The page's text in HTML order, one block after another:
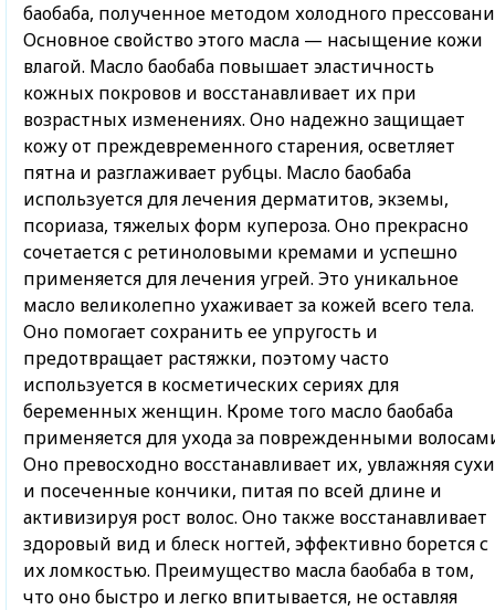
баобаба, полученное методом холодного
Основное свойство этого масла — насыщение кожи
влагой. Масло баобаба повышает эластичность
кожных покровов и восстанавливает их при
возрастных изменениях. Оно надежно защищает
кожу от преждевременного старения, осветляет
пятна и разглаживает рубцы. Масло баобаба
используется для лечения дерматитов, экземы,
псориаза, тяжелых форм купероза. Оно прекрасно
сочетается с ретиноловыми кремами и успешно
применяется для лечения угрей. Это уникальное
масло великолепно ухаживает за кожей всего тела.
Оно помогает сохранить ее упругость и
предотвращает растяжки, поэтому часто
используется в косметических сериях для
беременных женщин. Кроме того масло баобаба
применяется для ухода за поврежденными
Оно превосходно восстанавливает их, увлажняя
и посеченные кончики, питая по всей длине и
активизируя рост волос. Оно также восстанавливает
здоровый вид и блеск ногтей, эффективно борется с
их ломкостью. Преимущество масла баобаба в том,
что оно быстро и легко впитывается, не оставляя